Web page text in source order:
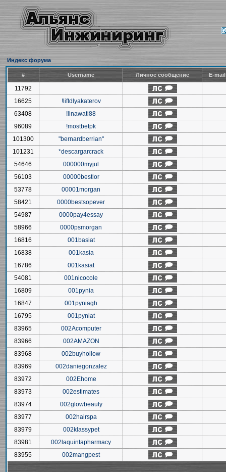
Индекс форума
# Username Личное сообщение E-
11792
16625
!liftdlyakaterov
63408
!linawati88
96089
!mostbetpk
101300
"bernardberrian"
101231
*descargarcrack
54646
000000myjul
56103
00000bestlor
53778
00001morgan
58421
0000bestsopever
54987
0000pay4essay
58966
0000psmorgan
16816
001basiat
16838
001kasia
16786
001kasiat
54081
001nicocole
16809
001pynia
16847
001pyniagh
16795
001pyniat
83965
002Acomputer
83966
002AMAZON
83968
002buyhollow
83969
002daniegonzalez
83972
002Ehome
83973
002estimates
83974
002glowbeauty
83977
002hairspa
83979
002klassypet
83981
002laquintapharmacy
83955
002mangpest